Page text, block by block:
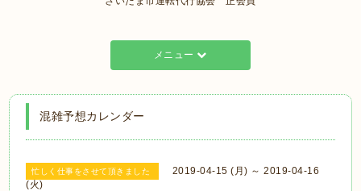
メニュー
混雑予想カレンダー
忙しく仕事をさせて頂きました
2019-04-15 (月) ～ 2019-04-16
(火)